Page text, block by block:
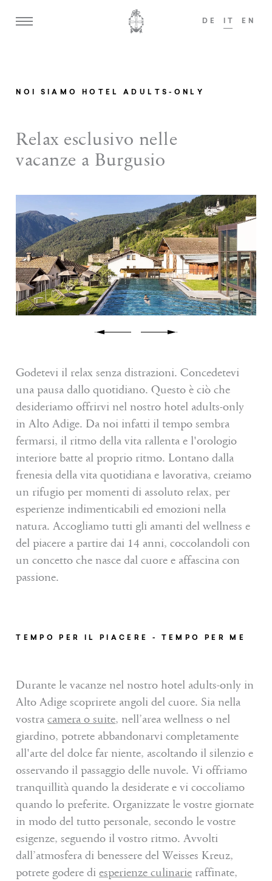
DE EN
Home
Weisses Kreuz
Camere e suite
Offerte
Gastronomia
Wellness
Vivere l’Alto Adige
Richiesta
Prenota
Shop
Buoni
NOI SIAMO HOTEL ADULTS-ONLY
Relax esclusivo nelle
vacanze a Burgusio
Godetevi il relax senza distrazioni. Concedetevi
una pausa dallo quotidiano. Questo è ciò che
desideriamo offrirvi nel nostro hotel adults-only
in Alto Adige. Da noi infatti il tempo sembra
fermarsi, il ritmo della vita rallenta e l'orologio
interiore batte al proprio ritmo. Lontano dalla
frenesia della vita quotidiana e lavorativa, creiamo
un rifugio per momenti di assoluto relax, per
esperienze indimenticabili ed emozioni nella
natura. Accogliamo tutti gli amanti del wellness e
del piacere a partire dai 14 anni, coccolandoli con
un concetto che nasce dal cuore e affascina con
passione.
TEMPO PER IL PIACERE - TEMPO PER ME
Durante le vacanze nel nostro hotel adults-only in
Alto Adige scoprirete angoli del cuore. Sia nella
vostracamera o suite, nell’area wellness o nel
giardino, potrete abbandonarvi completamente
all'arte del dolce far niente, ascoltando il silenzio e
osservando il passaggio delle nuvole. Vi offriamo
tranquillità quando la desiderate e vi coccoliamo
quando lo preferite. Organizzate le vostre giornate
in modo del tutto personale, secondo le vostre
esigenze, seguendo il vostro ritmo. Avvolti
dall’atmosfera di benessere del Weisses Kreuz,
potrete godere diesperienze culinarie raffinate,